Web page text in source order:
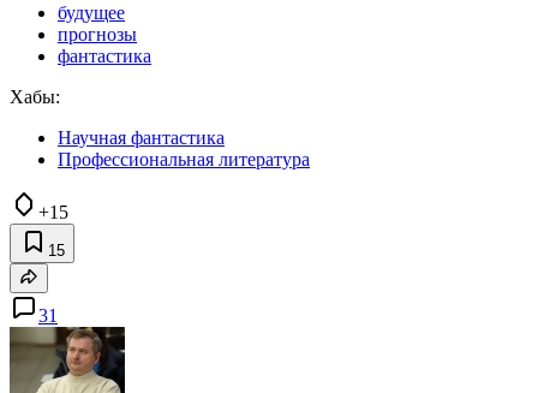
будущее
прогнозы
фантастика
Хабы:
Научная фантастика
Профессиональная литература
+15
15
31